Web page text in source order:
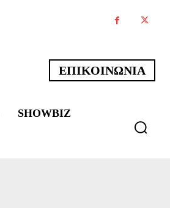
ΕΠΙΚΟΙΝΩΝΙΑ
SHOWBIZ